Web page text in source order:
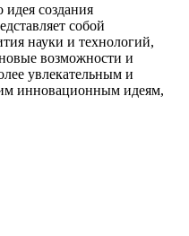
идея создания
собой
науки и технологий,
возможности и
увлекательным и
инновационным идеям,